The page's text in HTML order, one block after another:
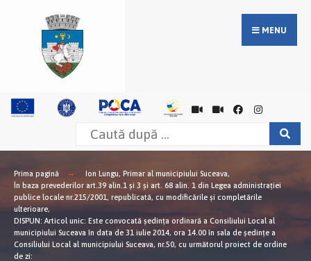
MENU
Prima pagină
Ion Lungu, Primar al municipiului Suceava,
În baza prevederilor art.39 alin.1 şi 3 şi art. 68 alin. 1 din Legea administraţiei
publice locale nr.215/2001, republicată, cu modificările şi completările
ulterioare,
DISPUN: Articol unic: Este convocată şedinţa ordinară a Consiliului Local al
municipiului Suceava în data de 31 iulie 2014, ora 14.00 în sala de şedinţe a
Consiliului Local al municipiului Suceava, nr.50, cu următorul proiect de ordine
de zi: